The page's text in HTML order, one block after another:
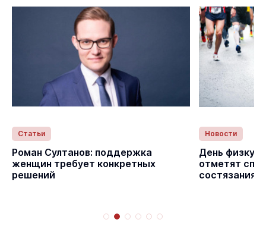
Статьи
Роман Султанов: поддержка
женщин требует конкретных
решений
Новости
День
отметят